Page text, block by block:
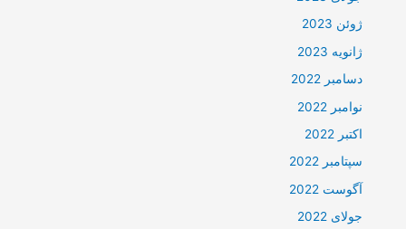
ژوئن 2023
ژانویه 2023
دسامبر 2022
نوامبر 2022
اکتبر 2022
سپتامبر 2022
آگوست 2022
جولای 2022